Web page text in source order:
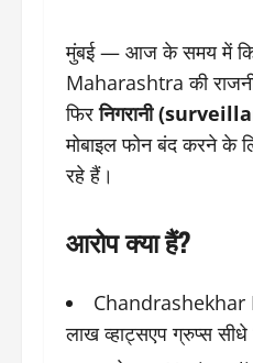
मुंबई — आज के समय में किसी
Maharashtra की
फिरनिगरानी (
मोबाइल फोन बंद करने के
रहे हैं।
आरोप क्या हैं?
Chandrashekhar
लाख व्हाट्सएप ग्रुप्स सीधे